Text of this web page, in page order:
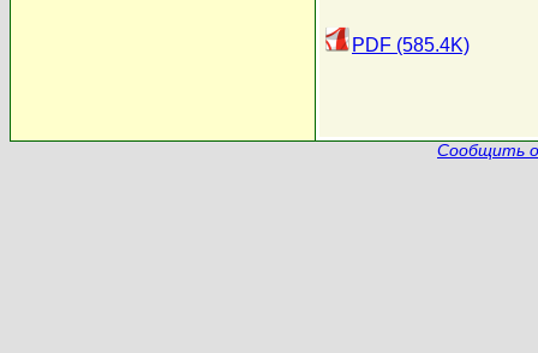
PDF (585.4K)
Сообщить о